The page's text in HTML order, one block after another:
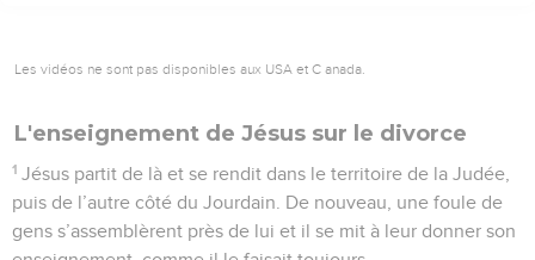
Les vidéos ne sont pas disponibles aux USA et C anada.
L'enseignement de Jésus sur le divorce
1 Jésus partit de là et se rendit dans le territoire de la Judée,
puis de l’autre côté du Jourdain. De nouveau, une foule de
gens s’assemblèrent près de lui et il se mit à leur donner son